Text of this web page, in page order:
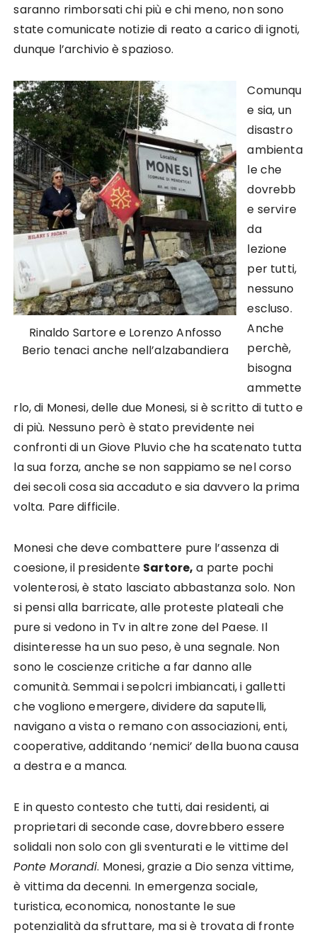
saranno rimborsati chi più e chi meno, non sono
state comunicate notizie di reato a carico di ignoti,
dunque l’archivio è spazioso.
Rinaldo Sartore e Lorenzo Anfosso
Berio tenaci anche nell’alzabandiera
Comunqu
e sia, un
disastro
ambienta
le che
dovrebb
e servire
da
lezione
per tutti,
nessuno
escluso.
Anche
perchè,
bisogna
ammette
rlo, di Monesi, delle due Monesi, si è scritto di tutto e
di più. Nessuno però è stato previdente nei
confronti di un Giove Pluvio che ha scatenato tutta
la sua forza, anche se non sappiamo se nel corso
dei secoli cosa sia accaduto e sia davvero la prima
volta. Pare difficile.
Monesi che deve combattere pure l’assenza di
coesione, il presidente Sartore, a parte pochi
volenterosi, è stato lasciato abbastanza solo. Non
si pensi alla barricate, alle proteste plateali che
pure si vedono in Tv in altre zone del Paese. Il
disinteresse ha un suo peso, è una segnale. Non
sono le coscienze critiche a far danno alle
comunità. Semmai i sepolcri imbiancati, i galletti
che vogliono emergere, dividere da saputelli,
navigano a vista o remano con associazioni, enti,
cooperative, additando ‘nemici’ della buona causa
a destra e a manca.
E in questo contesto che tutti, dai residenti, ai
proprietari di seconde case, dovrebbero essere
solidali non solo con gli sventurati e le vittime del
Ponte Morandi. Monesi, grazie a Dio senza vittime,
è vittima da decenni. In emergenza sociale,
turistica, economica, nonostante le sue
potenzialità da sfruttare, ma si è trovata di fronte